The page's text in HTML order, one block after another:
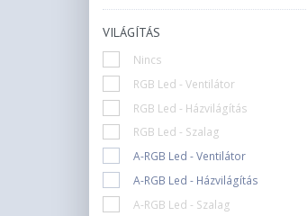
Spirit Of Gamer
VILÁGÍTÁS
Nincs
RGB Led - Ventilátor
RGB Led - Házvilágítás
RGB Led - Szalag
A-RGB Led - Ventilátor
A-RGB Led - Házvilágítás
A-RGB Led - Szalag